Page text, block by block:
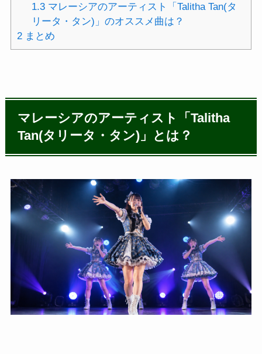
1.3 マレーシアのアーティスト「Talitha Tan(タ
リータ・タン)」のオススメ曲は？
2まとめ
マレーシアのアーティスト「Talitha
Tan(タリータ・タン)」とは？